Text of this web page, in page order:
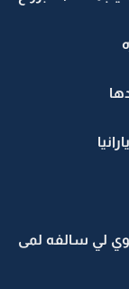
لي سالفه لمى